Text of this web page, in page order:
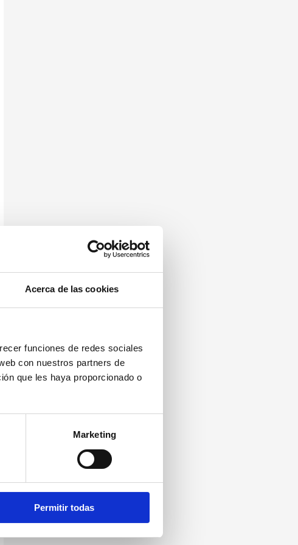
Acerca de las cookies
funciones de redes sociales
con nuestros partners de
que les haya proporcionado o
Marketing
Permitir todas